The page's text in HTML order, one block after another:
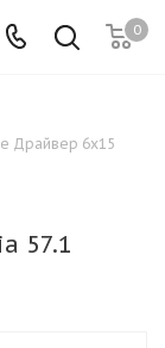
0
Драйвер 6x15
57.1